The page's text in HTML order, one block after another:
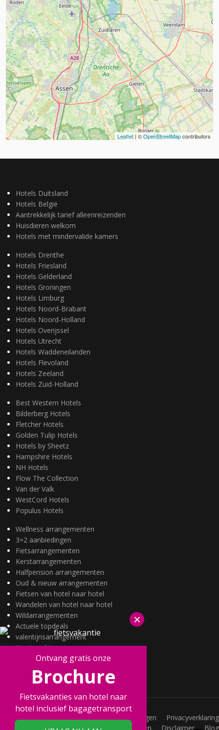
Leaflet| ©OpenStreetMapcontributors
Hotels Duitsland
Hotels België
Aantrekkelijk tarief alleenreizenden
Huisdieren welkom
Hotels met mindervalide kamers
Hotels Drenthe
Hotels Friesland
Hotels Gelderland
Hotels Groningen
Hotels Limburg
Hotels Noord-Brabant
Hotels Noord-Holland
Hotels Overijssel
Hotels Utrecht
Hotels Waddeneilanden
Hotels Flevoland
Hotels Zeeland
Hotels Zuid-Holland
Best Western Hotels
Bilderberg Hotels
Fletcher Hotels
Golden Tulip Hotels
Hotels by Sheetz
Hampshire Hotels
NH Hotels
Flow The Collection
Van der Valk
WestCord Hotels
Populus Hotels
Wellness arrangementen
3=2 aanbiedingen
Fietsarrangementen
Kerstarrangementen
Halfpension arrangementen
Oud & nieuw arrangementen
Fietsen van hotel naar hotel
Wandelen van hotel naar hotel
Wildarrangementen
Actuele topdeals
valentijnsarrangement
Kerstmarkten
Fietsvakanties
Wandelvakanties
Veelgestelde vragen
Privacyverklaring
Joint Promotions
Acties Voorwaarden Disclaimer Blog
×
Ontvang gratis onze
Brochure
Fietsvakanties van hotel naar
hotel inclusief bagagetransport